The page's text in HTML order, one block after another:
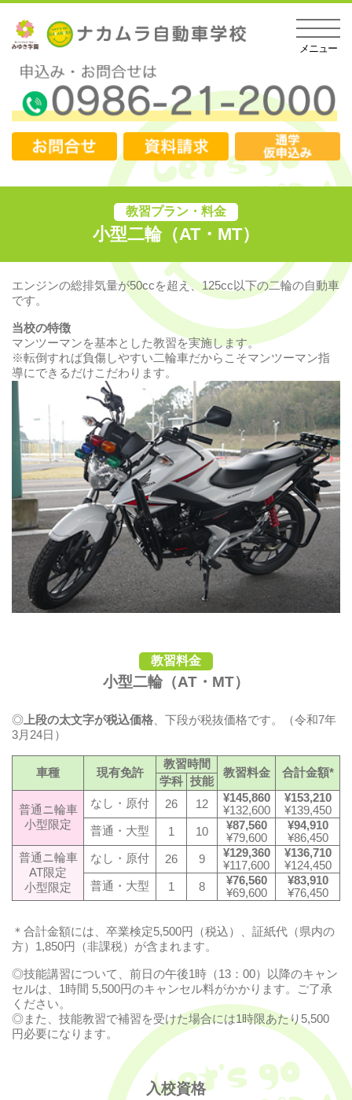
教習プラン・料金
小型二輪（AT・MT）
エンジンの総排気量が50ccを超え、125cc以下の二輪の自動車
です。
当校の特徴
マンツーマンを基本とした教習を実施します。
※転倒すれば負傷しやすい二輪車だからこそマンツーマン指
導にできるだけこだわります。
教習料金
小型二輪（AT・MT）
◎ 上段の太文字が税込価格 、下段が税抜価格です。（令和7年
3月24日）
車種 現有免許
教習時間
教習料金 合計金額*
学科 技能
普通ニ輪車
小型限定
なし・原付 26 12
¥145,860
¥132,600
¥153,210
¥139,450
普通・大型
1 10
¥87,560
¥79,600
¥94,910
¥86,450
普通ニ輪車
AT限定
小型限定
なし・原付 26 9
¥129,360
¥117,600
¥136,710
¥124,450
普通・大型
1 8
¥76,560
¥69,600
¥83,910
¥76,450
＊合計金額には、卒業検定5,500円（税込）、証紙代（県内の
方）1,850円（非課税）が含まれます。
◎技能講習について、前日の午後1時（13：00）以降のキャン
セルは、1時間 5,500円のキャンセル料がかかります。ご了承
ください。
◎また、技能教習で補習を受けた場合には1時限あたり5,500
円必要になります。
入校資格